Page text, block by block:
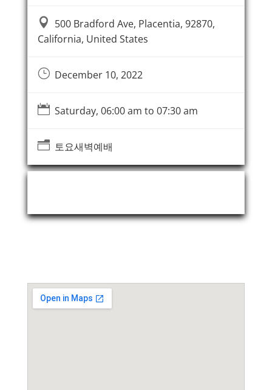
 500 Bradford Ave, Placentia, 92870,
California, United States
}December 10, 2022
 Saturday, 06:00 am to 07:30 am
n토요새벽예배